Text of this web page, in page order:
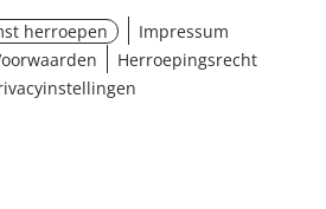
herroepen
Impressum
Herroepingsrecht